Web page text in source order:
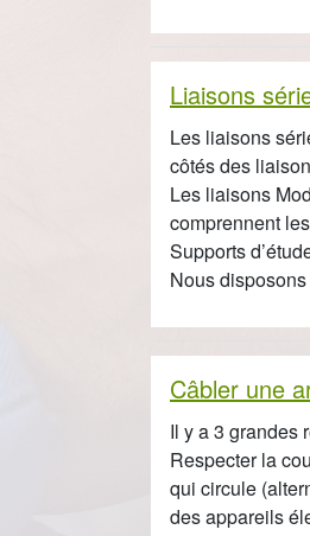
Liaisons
Les liaisons
côtés des
Les liaisons
comprennent
Supports
Nous
Câbler une
Il y a 3 grandes
Respecter la
qui circule
des appareils